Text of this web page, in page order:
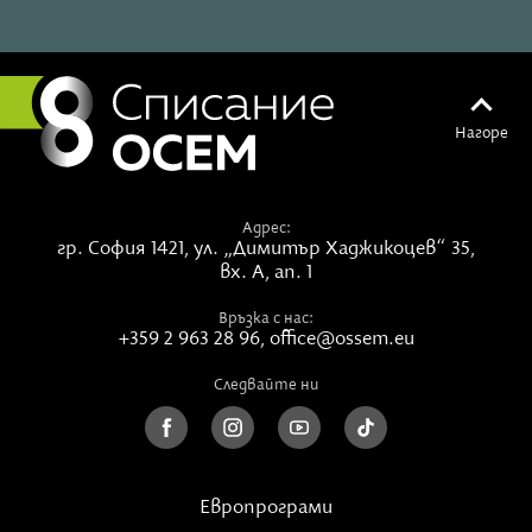
много от тези събития и спонтанно измисля
вариации и „небивалици“ без големи външни връзки.
Биографията на душата се отнася до опита.
Изглежда, че не следва еднопосочното направление
на потока на времето и се измерва най-добре от
Преживяванията, произтичащи от големи мечти,
кризи и прозрения, дават определение на
личността. Те също имат „имена“ и „дати“ като
външните събития от биографията ни. Те са като
ни индивидуална земя.
Биографията ни описва постиженията и
душата нито е постигнала тези неща, нито се е
Нагоре
Адрес:
гр. София 1421, ул. „Димитър Хаджикоцев“ 35,
вх. А, ап. 1
Връзка с нас:
+359 2 963 28 96, office@ossem.eu
Следвайте ни
Европрограми